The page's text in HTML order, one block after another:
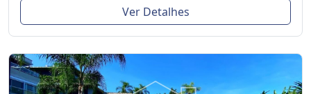
Ver Detalhes